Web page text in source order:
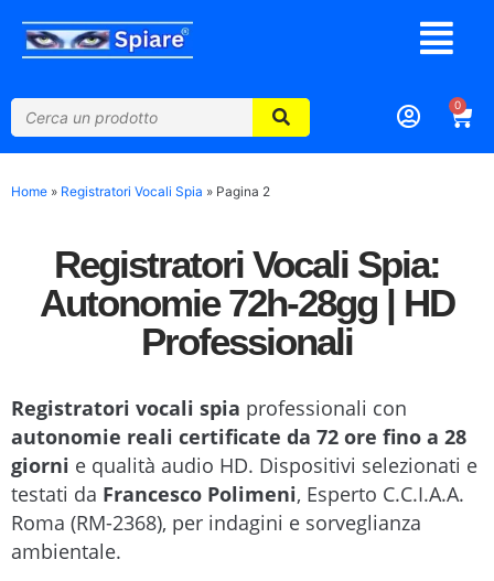
0
Home » Registratori Vocali Spia » Pagina 2
Registratori Vocali Spia:
Autonomie 72h-28gg | HD
Professionali
Registratori vocali spia professionali con
autonomie reali certificate da 72 ore fino a 28
giorni e qualità audio HD. Dispositivi selezionati e
testati da Francesco Polimeni, Esperto C.C.I.A.A.
Roma (RM-2368), per indagini e sorveglianza
ambientale.